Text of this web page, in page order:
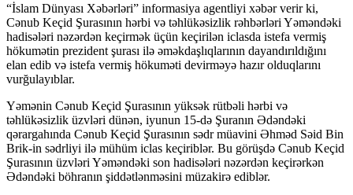
“İslam Dünyası Xəbərləri” informasiya agentliyi xəbər verir ki,
Cənub Keçid Şurasının hərbi və təhlükəsizlik rəhbərləri Yəməndəki
hadisələri nəzərdən keçirmək üçün keçirilən iclasda istefa vermiş
hökumətin prezident şurası ilə əməkdaşlıqlarının dayandırıldığını
elan edib və istefa vermiş hökuməti devirməyə hazır olduqlarını
vurğulayıblar.
Yəmənin Cənub Keçid Şurasının yüksək rütbəli hərbi və
təhlükəsizlik üzvləri dünən, iyunun 15-də Şuranın Ədəndəki
qərargahında Cənub Keçid Şurasının sədr müavini Əhməd Səid Bin
Brik-in sədrliyi ilə mühüm iclas keçiriblər. Bu görüşdə Cənub Keçid
Şurasının üzvləri Yəməndəki son hadisələri nəzərdən keçirərkən
Ədəndəki böhranın şiddətlənməsini müzakirə ediblər.